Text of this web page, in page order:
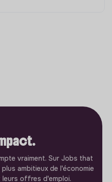
vraiment. Sur Jobs that
ambitieux de l'économie
offres d'emploi.